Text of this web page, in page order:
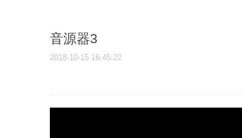
音源器3
2018-10-15 16:45:22